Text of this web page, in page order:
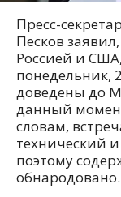
Пресс-
Песков
Россией и
понедельник,
доведены до
данный
словам,
технический
поэтому
обнародовано.